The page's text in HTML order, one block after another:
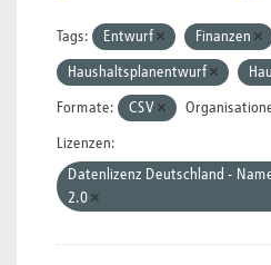
Tags: Entwurf Finanzen
Haushaltsplanentwurf
Formate: CSV
Lizenzen:
Datenlizenz Deutschland -
2.0